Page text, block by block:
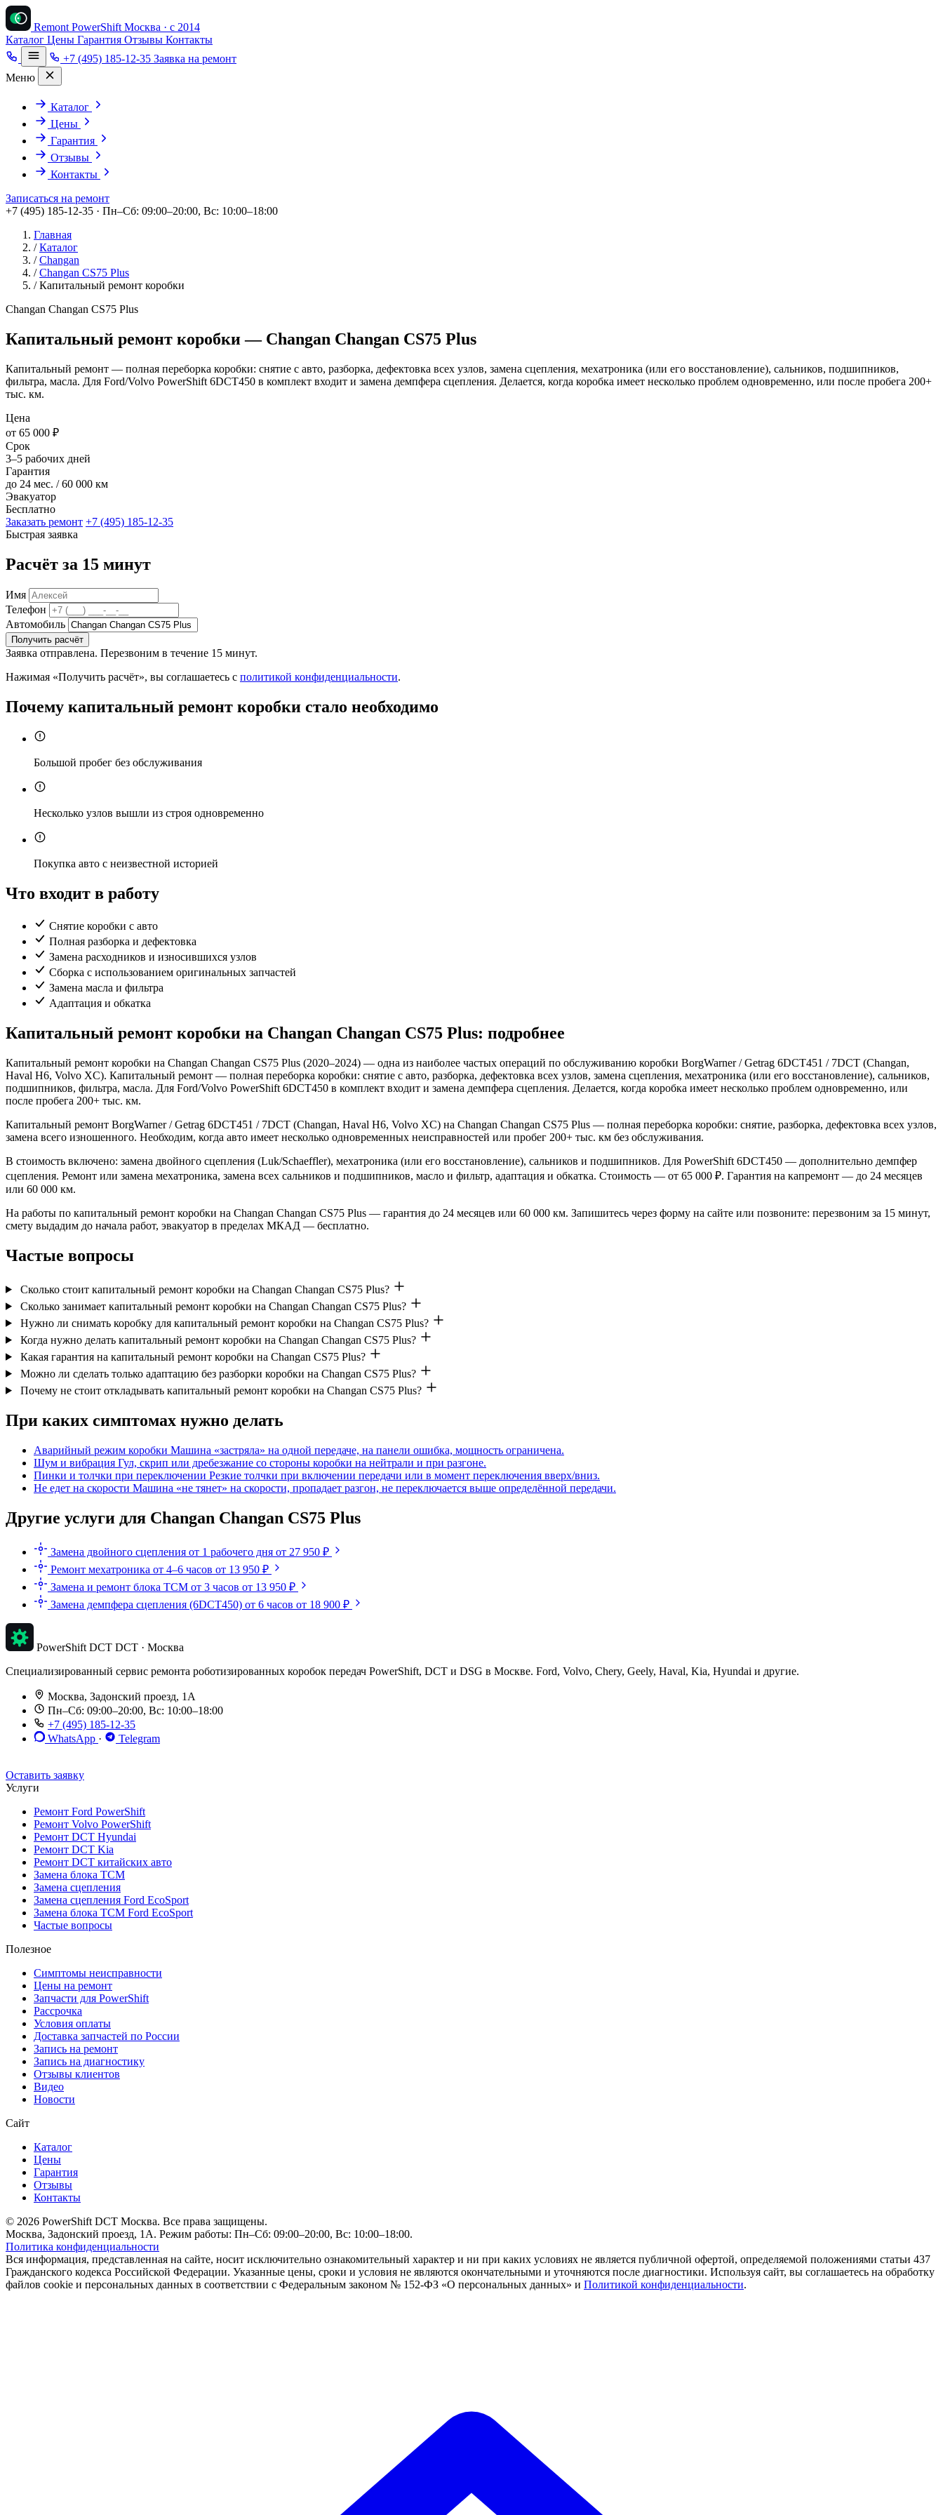
Remont PowerShift Москва · с 2014
Каталог Цены Гарантия Отзывы Контакты
+7 (495) 185-12-35 Заявка на ремонт
Меню
Каталог
Цены
Гарантия
Отзывы
Контакты
Записаться на ремонт
+7 (495) 185-12-35 · Пн–Сб: 09:00–20:00, Вс: 10:00–18:00
Главная
/ Каталог
/ Changan
/ Changan CS75 Plus
/ Капитальный ремонт коробки
Changan Changan CS75 Plus
Капитальный ремонт коробки — Changan Changan CS75 Plus
Капитальный ремонт — полная переборка коробки: снятие с авто, разборка, дефектовка всех узлов, замена сцепления, мехатроника (или его восстановление), сальников, подшипников,
фильтра, масла. Для Ford/Volvo PowerShift 6DCT450 в комплект входит и замена демпфера сцепления. Делается, когда коробка имеет несколько проблем одновременно, или после пробега 200+
тыс. км.
Цена
от 65 000 ₽
Срок
3–5 рабочих дней
Гарантия
до 24 мес. / 60 000 км
Эвакуатор
Бесплатно
Заказать ремонт +7 (495) 185-12-35
Быстрая заявка
Расчёт за 15 минут
Имя
Телефон
Автомобиль
Получить расчёт
Заявка отправлена. Перезвоним в течение 15 минут.
Нажимая «Получить расчёт», вы соглашаетесь с политикой конфиденциальности.
Почему капитальный ремонт коробки стало необходимо
Большой пробег без обслуживания
Несколько узлов вышли из строя одновременно
Покупка авто с неизвестной историей
Что входит в работу
Снятие коробки с авто
Полная разборка и дефектовка
Замена расходников и износившихся узлов
Сборка с использованием оригинальных запчастей
Замена масла и фильтра
Адаптация и обкатка
Капитальный ремонт коробки на Changan Changan CS75 Plus: подробнее
Капитальный ремонт коробки на Changan Changan CS75 Plus (2020–2024) — одна из наиболее частых операций по обслуживанию коробки BorgWarner / Getrag 6DCT451 / 7DCT (Changan,
Haval H6, Volvo XC). Капитальный ремонт — полная переборка коробки: снятие с авто, разборка, дефектовка всех узлов, замена сцепления, мехатроника (или его восстановление), сальников,
подшипников, фильтра, масла. Для Ford/Volvo PowerShift 6DCT450 в комплект входит и замена демпфера сцепления. Делается, когда коробка имеет несколько проблем одновременно, или
после пробега 200+ тыс. км.
Капитальный ремонт BorgWarner / Getrag 6DCT451 / 7DCT (Changan, Haval H6, Volvo XC) на Changan Changan CS75 Plus — полная переборка коробки: снятие, разборка, дефектовка всех узлов,
замена всего изношенного. Необходим, когда авто имеет несколько одновременных неисправностей или пробег 200+ тыс. км без обслуживания.
В стоимость включено: замена двойного сцепления (Luk/Schaeffler), мехатроника (или его восстановление), сальников и подшипников. Для PowerShift 6DCT450 — дополнительно демпфер
сцепления. Ремонт или замена мехатроника, замена всех сальников и подшипников, масло и фильтр, адаптация и обкатка. Стоимость — от 65 000 ₽. Гарантия на капремонт — до 24 месяцев
или 60 000 км.
На работы по капитальный ремонт коробки на Changan Changan CS75 Plus — гарантия до 24 месяцев или 60 000 км. Запишитесь через форму на сайте или позвоните: перезвоним за 15 минут,
смету выдадим до начала работ, эвакуатор в пределах МКАД — бесплатно.
Частые вопросы
Сколько стоит капитальный ремонт коробки на Changan Changan CS75 Plus?
Сколько занимает капитальный ремонт коробки на Changan Changan CS75 Plus?
Нужно ли снимать коробку для капитальный ремонт коробки на Changan CS75 Plus?
Когда нужно делать капитальный ремонт коробки на Changan Changan CS75 Plus?
Какая гарантия на капитальный ремонт коробки на Changan CS75 Plus?
Можно ли сделать только адаптацию без разборки коробки на Changan CS75 Plus?
Почему не стоит откладывать капитальный ремонт коробки на Changan CS75 Plus?
При каких симптомах нужно делать
Аварийный режим коробки Машина «застряла» на одной передаче, на панели ошибка, мощность ограничена.
Шум и вибрация Гул, скрип или дребезжание со стороны коробки на нейтрали и при разгоне.
Пинки и толчки при переключении Резкие толчки при включении передачи или в момент переключения вверх/вниз.
Не едет на скорости Машина «не тянет» на скорости, пропадает разгон, не переключается выше определённой передачи.
Другие услуги для Changan Changan CS75 Plus
Замена двойного сцепления от 1 рабочего дня от 27 950 ₽
Ремонт мехатроника от 4–6 часов от 13 950 ₽
Замена и ремонт блока TCM от 3 часов от 13 950 ₽
Замена демпфера сцепления (6DCT450) от 6 часов от 18 900 ₽
PowerShift DCT DCT · Москва
Специализированный сервис ремонта роботизированных коробок передач PowerShift, DCT и DSG в Москве. Ford, Volvo, Chery, Geely, Haval, Kia, Hyundai и другие.
Москва, Задонский проезд, 1А
Пн–Сб: 09:00–20:00, Вс: 10:00–18:00
+7 (495) 185-12-35
WhatsApp ·
Telegram
Оставить заявку
Услуги
Ремонт Ford PowerShift
Ремонт Volvo PowerShift
Ремонт DCT Hyundai
Ремонт DCT Kia
Ремонт DCT китайских авто
Замена блока TCM
Замена сцепления
Замена сцепления Ford EcoSport
Замена блока TCM Ford EcoSport
Частые вопросы
Полезное
Симптомы неисправности
Цены на ремонт
Запчасти для PowerShift
Рассрочка
Условия оплаты
Доставка запчастей по России
Запись на ремонт
Запись на диагностику
Отзывы клиентов
Видео
Новости
Сайт
Каталог
Цены
Гарантия
Отзывы
Контакты
© 2026 PowerShift DCT Москва. Все права защищены.
Москва, Задонский проезд, 1А. Режим работы: Пн–Сб: 09:00–20:00, Вс: 10:00–18:00.
Политика конфиденциальности
Вся информация, представленная на сайте, носит исключительно ознакомительный характер и ни при каких условиях не является публичной офертой, определяемой положениями статьи 437
Гражданского кодекса Российской Федерации. Указанные цены, сроки и условия не являются окончательными и уточняются после диагностики. Используя сайт, вы соглашаетесь на обработку
файлов cookie и персональных данных в соответствии с Федеральным законом № 152-ФЗ «О персональных данных» и Политикой конфиденциальности.